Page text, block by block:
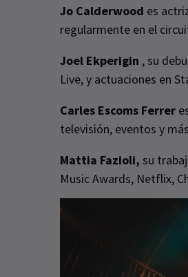
Jo Calderwood es
regularmente en el
Joel Ekperigin , su
Live, y actuaciones en
Carles Escoms Ferrer
televisión, eventos y
Mattia Fazioli, su
Music Awards, Netflix,